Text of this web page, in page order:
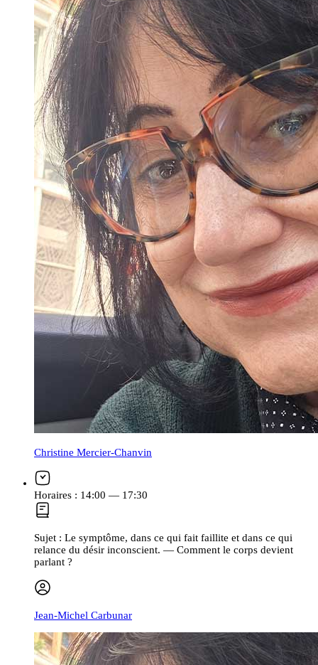
Christine Mercier-Chanvin
Horaires : 14:00 — 17:30
Sujet : Le symptôme, dans ce qui fait faillite et dans ce qui
relance du désir inconscient. — Comment le corps devient
parlant ?
Jean-Michel Carbunar